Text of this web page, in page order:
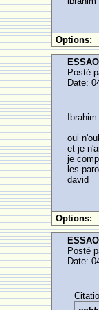
Options:
Posté
Date:
Ibrahim
oui
et je
je
les
david
Options:
Posté
Date: